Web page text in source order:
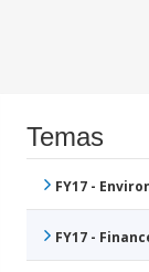
Temas
FY17 -
FY17 -